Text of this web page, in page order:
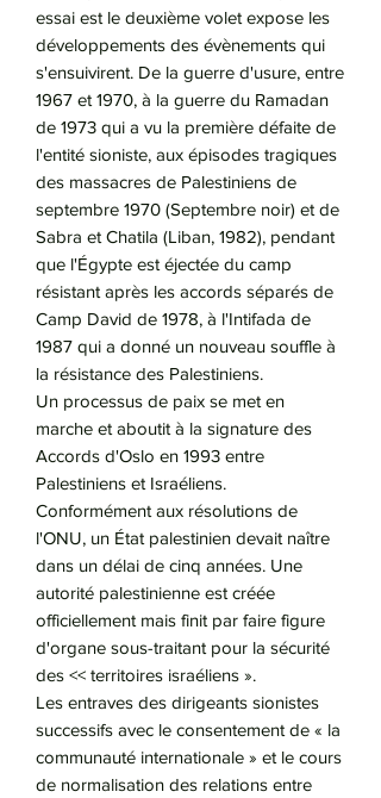
essai est le deuxième volet expose les
développements des évènements qui
s'ensuivirent. De la guerre d'usure, entre
1967 et 1970, à la guerre du Ramadan
de 1973 qui a vu la première défaite de
l'entité sioniste, aux épisodes tragiques
des massacres de Palestiniens de
septembre 1970 (Septembre noir) et de
Sabra et Chatila (Liban, 1982), pendant
que l'Égypte est éjectée du camp
résistant après les accords séparés de
Camp David de 1978, à l'Intifada de
1987 qui a donné un nouveau souffle à
la résistance des Palestiniens.
Un processus de paix se met en
marche et aboutit à la signature des
Accords d'Oslo en 1993 entre
Palestiniens et Israéliens.
Conformément aux résolutions de
l'ONU, un État palestinien devait naître
dans un délai de cinq années. Une
autorité palestinienne est créée
officiellement mais finit par faire figure
d'organe sous-traitant pour la sécurité
des << territoires israéliens ».
Les entraves des dirigeants sionistes
successifs avec le consentement de « la
communauté internationale » et le cours
de normalisation des relations entre